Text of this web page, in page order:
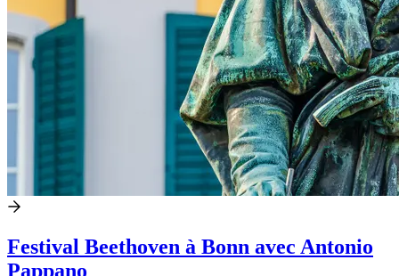
Festival Beethoven à Bonn avec Antonio
Pappano